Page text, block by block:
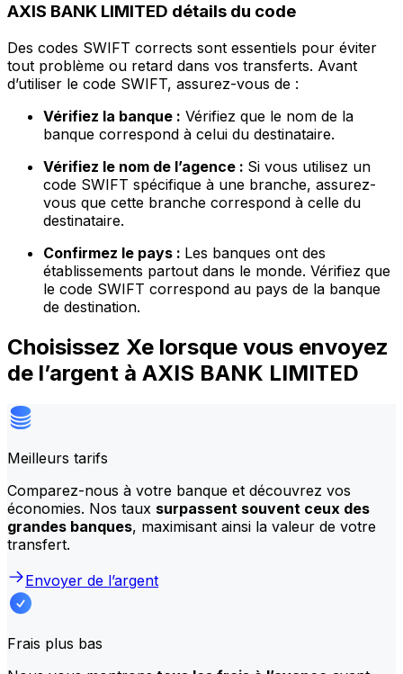
AXIS BANK LIMITED détails du code
Des codes SWIFT corrects sont essentiels pour éviter
tout problème ou retard dans vos transferts. Avant
d’utiliser le code SWIFT, assurez-vous de :
Vérifiez la banque : Vérifiez que le nom de la
banque correspond à celui du destinataire.
Vérifiez le nom de l’agence : Si vous utilisez un
code SWIFT spécifique à une branche, assurez-
vous que cette branche correspond à celle du
destinataire.
Confirmez le pays : Les banques ont des
établissements partout dans le monde. Vérifiez que
le code SWIFT correspond au pays de la banque
de destination.
Choisissez Xe lorsque vous envoyez
de l’argent à AXIS BANK LIMITED
Meilleurs tarifs
Comparez-nous à votre banque et découvrez vos
économies. Nos taux surpassent souvent ceux des
grandes banques, maximisant ainsi la valeur de votre
transfert.
Envoyer de l’argent
Frais plus bas